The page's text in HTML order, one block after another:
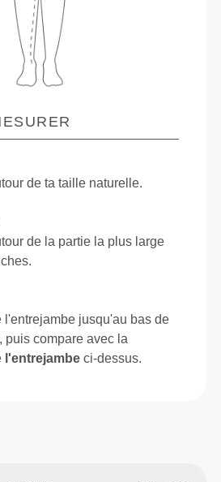
de ta taille naturelle.
de la partie la plus large
l'entrejambe jusqu'au bas de
puis compare avec la
l'entrejambe ci-dessus.